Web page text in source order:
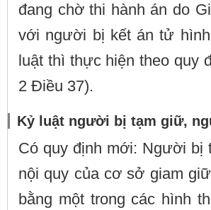
đang chờ thi hành án do
với người bị kết án tử
luật thì thực hiện theo quy
2 Điều 37).
Kỷ luật người bị tạm giữ,
Có quy định mới: Người bị
nội quy của cơ sở giam
bằng một trong các hình